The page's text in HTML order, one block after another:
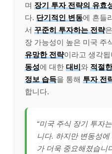
며 장기 투자 전략의 유효
다. 단기적인 변동에 흔들
서 꾸준히 투자하는 전략
장 가능성이 높은 미국 주
유망한 전략이라고 생각
동성에 대한 대비와 적절
정보 습득을 통해 투자 전
합니다.
“미국 주식 장기 투자
니다. 하지만 변동성
가 더욱 중요해졌습니